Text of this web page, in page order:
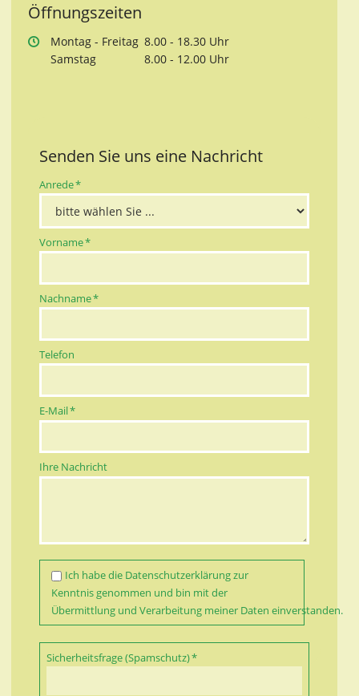
Öffnungszeiten
Montag - Freitag 8.00 - 18.30 Uhr
Samstag 8.00 - 12.00 Uhr
Senden Sie uns eine Nachricht
Pflichtfeld
Anrede*
Pflichtfeld
Vorname*
Pflichtfeld
Nachname*
Telefon
Pflichtfeld
E-Mail*
Ihre Nachricht
Ich habe die Datenschutzerklärungzur
Kenntnis genommen und bin mit der
Übermittlung und Verarbeitung meiner Daten einverstanden.
Pflichtfeld
Sicherheitsfrage (Spamschutz)*